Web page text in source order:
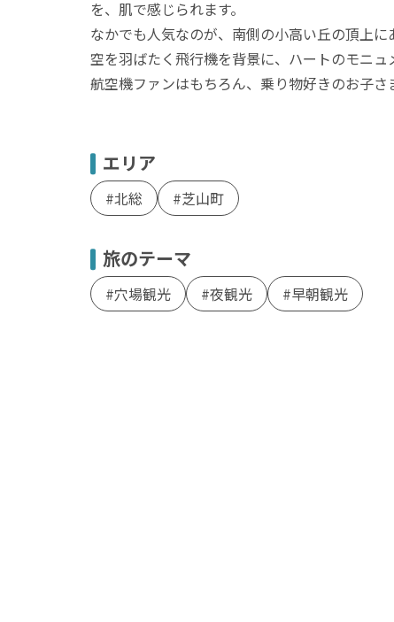
を、肌で感じられます。
なかでも人気なのが、南側の小高い丘の頂上
空を羽ばたく飛行機を背景に、ハートのモニ
航空機ファンはもちろん、乗り物好きのお子さ
エリア
北総 芝山町
旅のテーマ
穴場観光 夜観光 早朝観光